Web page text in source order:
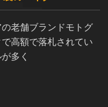
老舗ブランドモトグ
高額で落札されてい
多く